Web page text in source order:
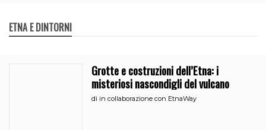
ETNA E DINTORNI
Grotte e costruzioni dell’Etna: i
misteriosi nascondigli del vulcano
di in collaborazione con EtnaWay